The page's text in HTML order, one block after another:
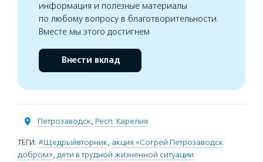
информация и полезные материалы
по любому вопросу в благотворительности.
Вместе мы этого достигнем
Внести вклад
Петрозаводск, Респ. Карелия
ТЕГИ: #Щедрыйвторник, акция «Согрей Петрозаводск
добром», дети в трудной жизненной ситуации